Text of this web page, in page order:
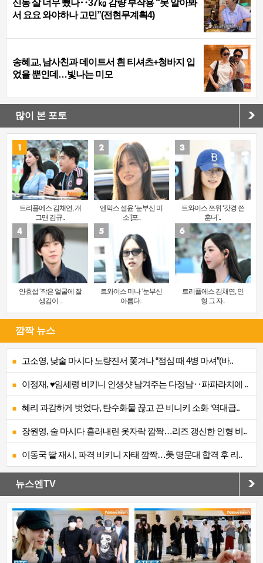
신동 살 너무 뺐나‥37㎏ 감량 부작용 “못 알아봐
서 요요 와야하나 고민”(전현무계획4)
송혜교, 남사친과 데이트서 흰 티셔츠+청바지 입
었을 뿐인데…빛나는 미모
많이 본 포토
트리플에스 김채연, 개
그맨 김규..
엔믹스 설윤 ‘눈부신 미
소’[포..
트와이스 쯔위 ‘갓경 쓴
훈녀’..
안효섭 ‘작은 얼굴에 잘
생김이 ..
트와이스 미나 ‘눈부신
아름다..
트리플에스 김채연, 인
형 그 자..
깜짝 뉴스
고소영, 낮술 마시다 노량진서 쫓겨나 “점심 때 4병 마셔”(바..
이정재, ♥임세령 비키니 인생샷 남겨주는 다정남‥파파라치에 ..
혜리 과감하게 벗었다, 탄수화물 끊고 끈 비니키 소화 ‘역대급..
장원영, 술 마시다 흘러내린 옷자락 깜짝…리즈 갱신한 인형 비..
이동국 딸 재시, 파격 비키니 자태 깜짝…美 명문대 합격 후 리..
뉴스엔TV